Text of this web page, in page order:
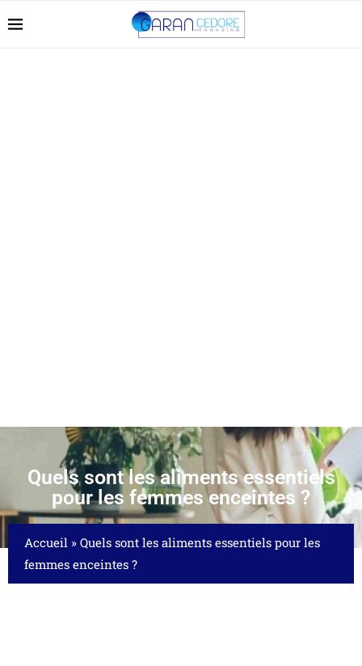
Quels sont les aliments essentiels
pour les femmes enceintes ?
Accueil » Quels sont les aliments essentiels pour les
femmes enceintes ?